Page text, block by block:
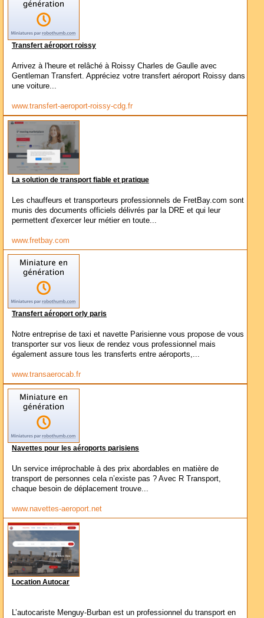
Transfert aéroport roissy
Arrivez à l'heure et relâché à Roissy Charles de Gaulle avec
Gentleman Transfert. Appréciez votre transfert aéroport Roissy dans
une voiture...
www.transfert-aeroport-roissy-cdg.fr
La solution de transport fiable et pratique
Les chauffeurs et transporteurs professionnels de FretBay.com sont
munis des documents officiels délivrés par la DRE et qui leur
permettent d'exercer leur métier en toute...
www.fretbay.com
Transfert aéroport orly paris
Notre entreprise de taxi et navette Parisienne vous propose de vous
transporter sur vos lieux de rendez vous professionnel mais
également assure tous les transferts entre aéroports,...
www.transaerocab.fr
Navettes pour les aéroports parisiens
Un service irréprochable à des prix abordables en matière de
transport de personnes cela n’existe pas ? Avec R Transport,
chaque besoin de déplacement trouve...
www.navettes-aeroport.net
Location Autocar
L’autocariste Menguy-Burban est un professionnel du transport en